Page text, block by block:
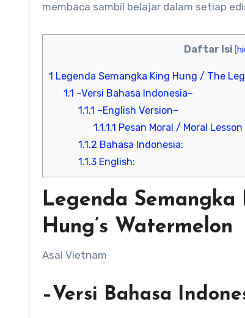
membaca sambil belajar dalam setiap
Daftar Isi [
1 Legenda Semangka King Hung / The
1.1 –Versi Bahasa Indonesia–
1.1.1 –English Version–
1.1.1.1 Pesan Moral / Moral Lesson
1.1.2 Bahasa Indonesia:
1.1.3 English:
Legenda
Hung’s Watermelon
Asal Vietnam
–Versi Bahasa